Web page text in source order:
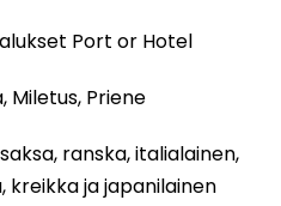
Port or Hotel
Miletus, Priene
ranska, italialainen,
kreikka ja japanilainen